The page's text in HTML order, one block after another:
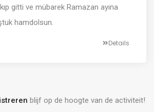
gitti ve mübarek Ramazan ayına
hamdolsun.
Details
blijf op de hoogte van de activiteit!